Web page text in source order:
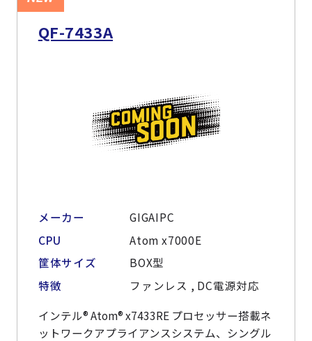
QF-7433A
メーカー
GIGAIPC
CPU
Atom x7000E
筐体サイズ
BOX型
特徴
ファンレス , DC電源対応
インテル® Atom® x7433RE プロセッサー搭載ネ
ットワークアプライアンスシステム、シングル